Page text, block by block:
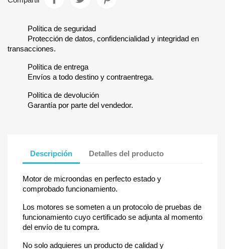
Política de seguridad
Protección de datos, confidencialidad y integridad en
transacciones.
Política de entrega
Envíos a todo destino y contraentrega.
Política de devolución
Garantía por parte del vendedor.
Descripción Detalles del producto
Motor de microondas en perfecto estado y
comprobado funcionamiento.
Los motores se someten a un protocolo de pruebas de
funcionamiento cuyo certificado se adjunta al momento
del envío de tu compra.
No solo adquieres un producto de calidad y